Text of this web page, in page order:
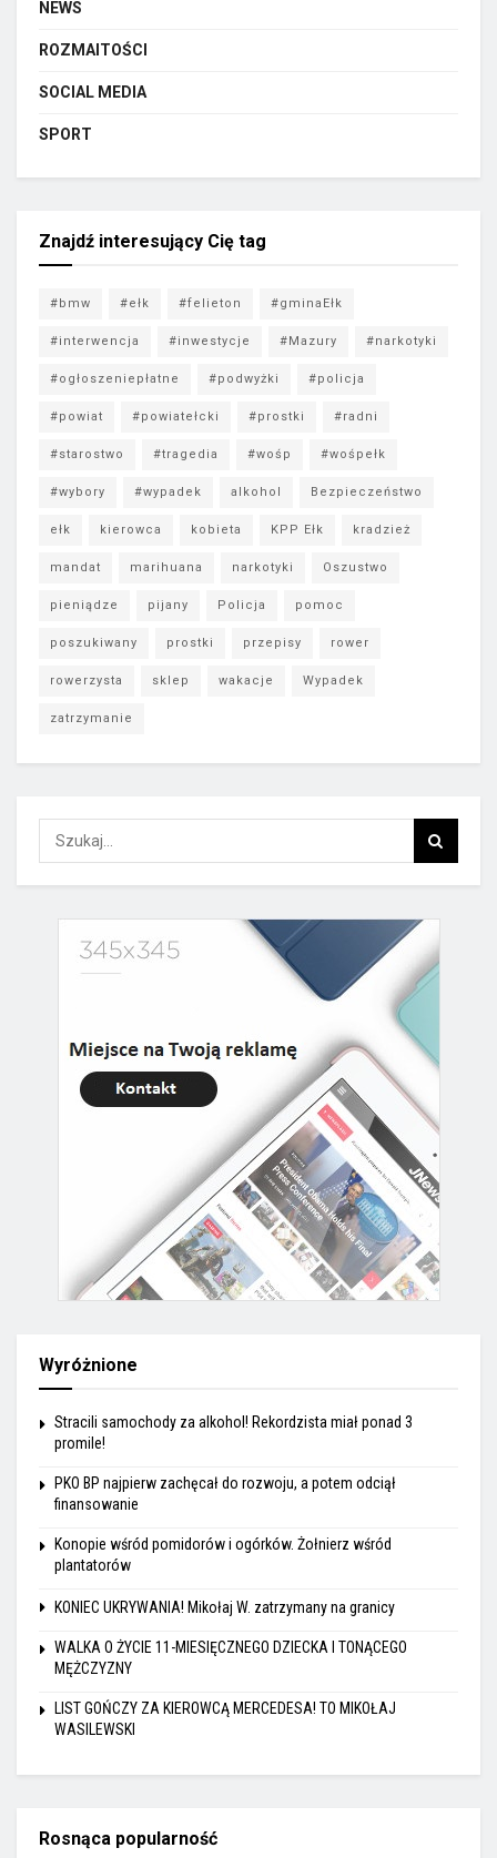
NEWS
ROZMAITOŚCI
SOCIAL MEDIA
SPORT
Znajdź interesujący Cię tag
#bmw #ełk #felieton #gminaEłk
#interwencja #inwestycje #Mazury #narkotyki
#ogłoszeniepłatne #podwyżki #policja
#powiat #powiatełcki #prostki #radni
#starostwo #tragedia #wośp #wośpełk
#wybory #wypadek alkohol Bezpieczeństwo
ełk kierowca kobieta KPP Ełk kradzież
mandat marihuana narkotyki Oszustwo
pieniądze pijany Policja pomoc
poszukiwany prostki przepisy rower
rowerzysta sklep wakacje Wypadek
zatrzymanie
Wyróżnione
Stracili samochody za alkohol! Rekordzista miał ponad 3
promile!
PKO BP najpierw zachęcał do rozwoju, a potem odciął
finansowanie
Konopie wśród pomidorów i ogórków. Żołnierz wśród
plantatorów
KONIEC UKRYWANIA! Mikołaj W. zatrzymany na granicy
WALKA O ŻYCIE 11-MIESIĘCZNEGO DZIECKA I TONĄCEGO
MĘŻCZYZNY
LIST GOŃCZY ZA KIEROWCĄ MERCEDESA! TO MIKOŁAJ
WASILEWSKI
Rosnąca popularność